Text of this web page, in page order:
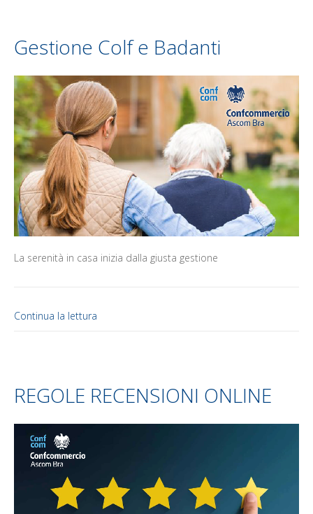
Gestione Colf e Badanti
La serenità in casa inizia dalla giusta gestione
Continua la lettura
REGOLE RECENSIONI ONLINE